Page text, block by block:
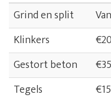
Grind en split
Klinkers
Gestort beton
Tegels